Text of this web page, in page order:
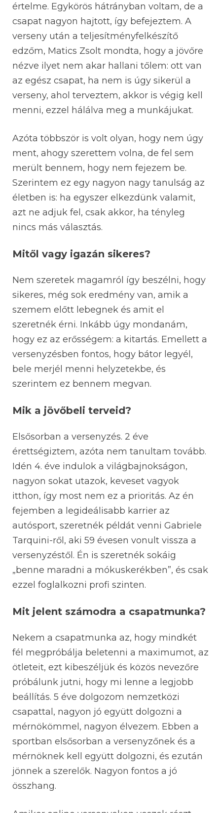
értelme. Egykörös hátrányban voltam, de a
csapat nagyon hajtott, így befejeztem. A
verseny után a teljesítményfelkészítő
edzőm, Matics Zsolt mondta, hogy a jövőre
nézve ilyet nem akar hallani tőlem: ott van
az egész csapat, ha nem is úgy sikerül a
verseny, ahol terveztem, akkor is végig kell
menni, ezzel hálálva meg a munkájukat.
Azóta többször is volt olyan, hogy nem úgy
ment, ahogy szerettem volna, de fel sem
merült bennem, hogy nem fejezem be.
Szerintem ez egy nagyon nagy tanulság az
életben is: ha egyszer elkezdünk valamit,
azt ne adjuk fel, csak akkor, ha tényleg
nincs más választás.
Mitől vagy igazán sikeres?
Nem szeretek magamról így beszélni, hogy
sikeres, még sok eredmény van, amik a
szemem előtt lebegnek és amit el
szeretnék érni. Inkább úgy mondanám,
hogy ez az erősségem: a kitartás. Emellett a
versenyzésben fontos, hogy bátor legyél,
bele merjél menni helyzetekbe, és
szerintem ez bennem megvan.
Mik a jövőbeli terveid?
Elsősorban a versenyzés. 2 éve
érettségiztem, azóta nem tanultam tovább.
Idén 4. éve indulok a világbajnokságon,
nagyon sokat utazok, keveset vagyok
itthon, így most nem ez a prioritás. Az én
fejemben a legideálisabb karrier az
autósport, szeretnék példát venni Gabriele
Tarquini-ről, aki 59 évesen vonult vissza a
versenyzéstől. Én is szeretnék sokáig
„benne maradni a mókuskerékben”, és csak
ezzel foglalkozni profi szinten.
Mit jelent számodra a csapatmunka?
Nekem a csapatmunka az, hogy mindkét
fél megpróbálja beletenni a maximumot, az
ötleteit, ezt kibeszéljük és közös nevezőre
próbálunk jutni, hogy mi lenne a legjobb
beállítás. 5 éve dolgozom nemzetközi
csapattal, nagyon jó együtt dolgozni a
mérnökömmel, nagyon élvezem. Ebben a
sportban elsősorban a versenyzőnek és a
mérnöknek kell együtt dolgozni, és ezután
jönnek a szerelők. Nagyon fontos a jó
összhang.